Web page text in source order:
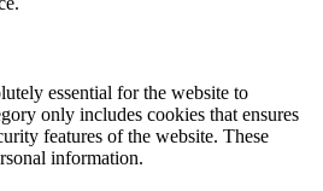
essential for the website to
only includes cookies that ensures
features of the website. These
information.